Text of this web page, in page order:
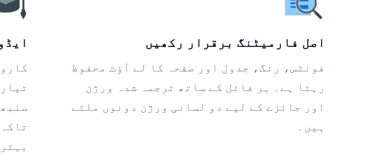
اصل فارمیٹنگ برقرار رکھیں
فونٹس، رنگ، جدول اور صفحہ کا لے آؤٹ محفوظ
رہتا ہے۔ ہر فائل کے ساتھ ترجمہ شدہ ورژن
اور جائزے کے لیے دو لسانی ورژن دونوں ملتے
ہیں۔